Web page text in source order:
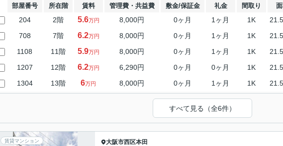
部屋番号 所在階 賃料 管理費・共益費 敷金/保証金 礼金 間取り
204 2階 5.6万円 8,000円 0ヶ月 1ヶ月 1K
708 7階 6.2万円 8,000円 0ヶ月 1ヶ月 1K
1108 11階 5.9万円 8,000円 0ヶ月 1ヶ月 1K
1207 12階 6.2万円 6,290円 0ヶ月 0ヶ月 1K
1304 13階 6万円 8,000円 0ヶ月 1ヶ月 1K
すべて見る（全6件）
賃貸マンション 大阪市西区本田